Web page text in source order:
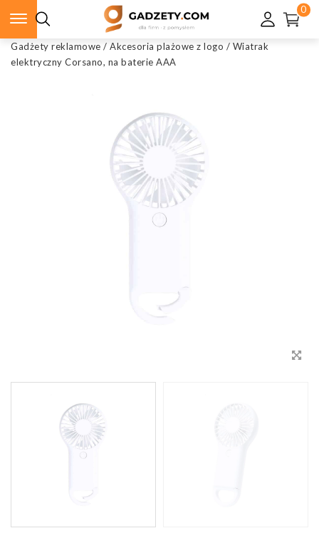
0
Gadżety reklamowe / Akcesoria plażowe z logo / Wiatrak
elektryczny Corsano, na baterie AAA